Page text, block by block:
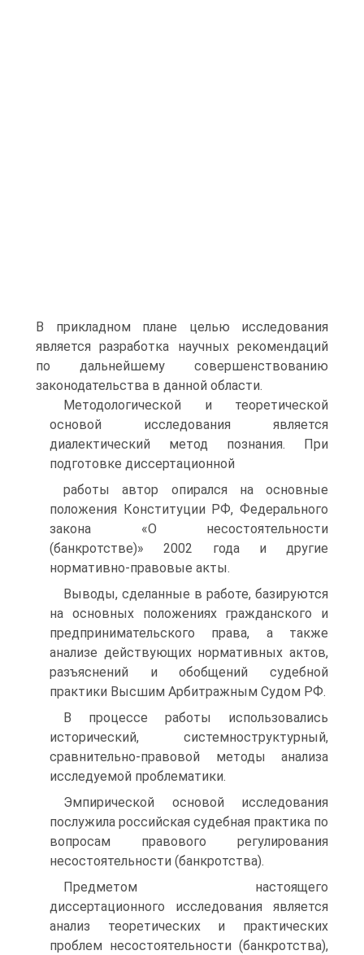
В прикладном плане целью исследования
является разработка научных рекомендаций
по дальнейшему совершенствованию
законодательства в данной области.
Методологической и теоретической
основой исследования является
диалектический метод познания. При
подготовке диссертационной
работы автор опирался на основные
положения Конституции РФ, Федерального
закона «О несостоятельности
(банкротстве)» 2002 года и другие
нормативно-правовые акты.
Выводы, сделанные в работе, базируются
на основных положениях гражданского и
предпринимательского права, а также
анализе действующих нормативных актов,
разъяснений и обобщений судебной
практики Высшим Арбитражным Судом РФ.
В процессе работы использовались
исторический, системноструктурный,
сравнительно-правовой методы анализа
исследуемой проблематики.
Эмпирической основой исследования
послужила российская судебная практика по
вопросам правового регулирования
несостоятельности (банкротства).
Предметом настоящего
диссертационного исследования является
анализ теоретических и практических
проблем несостоятельности (банкротства),